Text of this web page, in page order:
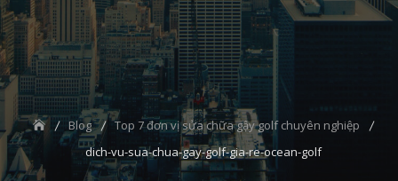
Blog
Top 7 đơn vị sửa chữa gậy golf chuyên nghiệp
dich-vu-sua-chua-gay-golf-gia-re-ocean-golf